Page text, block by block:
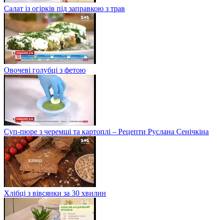
Салат із огірків під заправкою з трав
Овочеві голубці з фетою
Суп-пюре з черемші та картоплі – Рецепти Руслана Сенічкіна
Хлібці з вівсянки за 30 хвилин